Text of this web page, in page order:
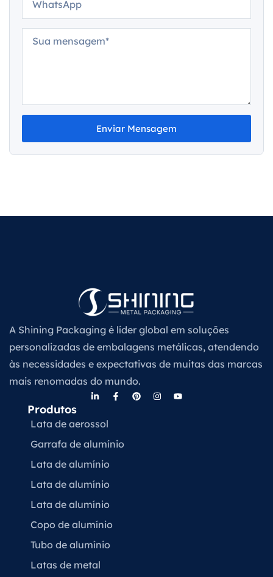
Enviar Mensagem
A Shining Packaging é líder global em soluções
personalizadas de embalagens metálicas, atendendo
às necessidades e expectativas de muitas das marcas
mais renomadas do mundo.
Produtos
Lata de aerossol
Garrafa de alumínio
Lata de alumínio
Lata de alumínio
Lata de alumínio
Copo de alumínio
Tubo de alumínio
Latas de metal